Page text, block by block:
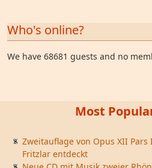
Who's online?
We have 68681 guests and no
Most
Zweitauflage von Opus XII
Fritzlar entdeckt